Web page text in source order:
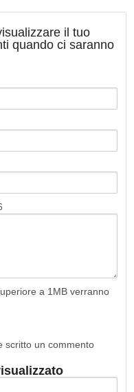
il tuo
quando ci saranno
a 1MB verranno
scritto un commento